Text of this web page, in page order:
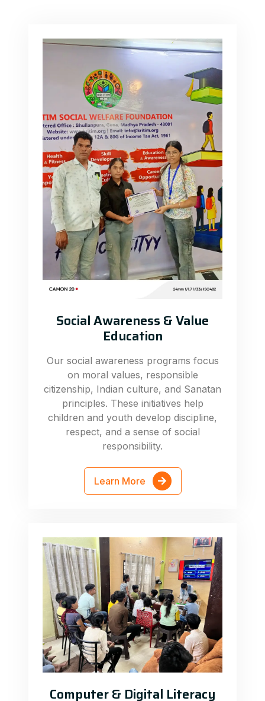
Social Awareness & Value
Education
Our social awareness programs focus
on moral values, responsible
citizenship, Indian culture, and Sanatan
principles. These initiatives help
children and youth develop discipline,
respect, and a sense of social
responsibility.
Learn More
Computer & Digital Literacy